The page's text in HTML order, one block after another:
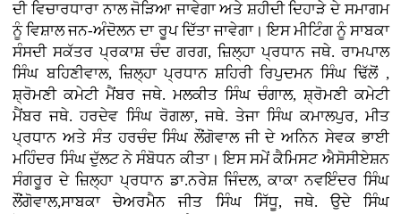
ਦੀ ਵਿਚਾਰਧਾਰਾ ਨਾਲ ਜੋੜਿਆ ਜਾਵੇਗਾ ਅਤੇ ਸ਼ਹੀਦੀ ਦਿਹਾੜੇ ਦੇ ਸਮਾਗਮ
ਨੂੰ ਵਿਸ਼ਾਲ ਜਨ-ਅੰਦੋਲਨ ਦਾ ਰੂਪ ਦਿੱਤਾ ਜਾਵੇਗਾ। ਇਸ ਮੀਟਿੰਗ ਨੂੰ ਸਾਬਕਾ
ਸੰਸਦੀ ਸਕੱਤਰ ਪ੍ਰਕਾਸ਼ ਚੰਦ ਗਰਗ, ਜ਼ਿਲ੍ਹਾ ਪ੍ਰਧਾਨ ਜਥੇ. ਰਾਮਪਾਲ
ਸਿੰਘ ਬਹਿਣੀਵਾਲ, ਜ਼ਿਲ੍ਹਾ ਪ੍ਰਧਾਨ ਸ਼ਹਿਰੀ ਰਿਪੁਦਮਨ ਸਿੰਘ ਢਿੱਲੋਂ ,
ਸ਼੍ਰੋਮਣੀ ਕਮੇਟੀ ਮੈਂਬਰ ਜਥੇ. ਮਲਕੀਤ ਸਿੰਘ ਚੰਗਾਲ, ਸ਼੍ਰੋਮਣੀ ਕਮੇਟੀ
ਮੈਂਬਰ ਜਥੇ. ਹਰਦੇਵ ਸਿੰਘ ਰੋਗਲਾ, ਜਥੇ. ਤੇਜਾ ਸਿੰਘ ਕਮਾਲਪੁਰ, ਮੀਤ
ਪ੍ਰਧਾਨ ਅਤੇ ਸੰਤ ਹਰਚੰਦ ਸਿੰਘ ਲੌਂਗੋਵਾਲ ਜੀ ਦੇ ਅਨਿਨ ਸੇਵਕ ਭਾਈ
ਮਹਿੰਦਰ ਸਿੰਘ ਦੁੱਲਟ ਨੇ ਸੰਬੋਧਨ ਕੀਤਾ। ਇਸ ਸਮੇਂ ਕੈਮਿਸਟ ਐਸੋਸੀਏਸ਼ਨ
ਸੰਗਰੂਰ ਦੇ ਜ਼ਿਲ੍ਹਾ ਪ੍ਰਧਾਨ ਡਾ.ਨਰੇਸ਼ ਜਿੰਦਲ, ਕਾਕਾ ਨਵਇੰਦਰ ਸਿੰਘ
ਲੌਂਗੋਵਾਲ,ਸਾਬਕਾ ਚੇਅਰਮੈਨ ਜੀਤ ਸਿੰਘ ਸਿੱਧੂ, ਜਥੇ. ਉਦੇ ਸਿੰਘ